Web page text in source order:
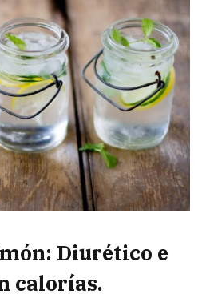
Diurético e
calorías.